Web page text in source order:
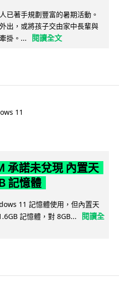
已著手規劃豐富的暑期活動。
出，或將孩子交由家中長輩與
掛。...
閱讀全文
11
承諾未兌現 內置天
記憶體
11 記憶體使用，但內置天
記憶體，對 8GB...
閱讀全